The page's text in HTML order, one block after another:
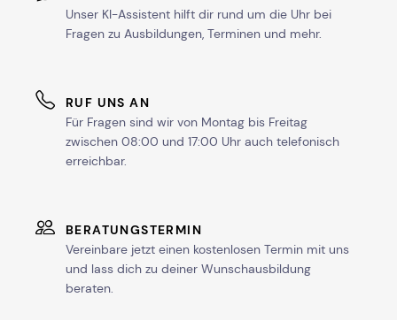
Unser KI-Assistent hilft dir rund um die Uhr bei
Fragen zu Ausbildungen, Terminen und mehr.
RUF UNS AN
Für Fragen sind wir von Montag bis Freitag
zwischen 08:00 und 17:00 Uhr auch telefonisch
erreichbar.
BERATUNGSTERMIN
Vereinbare jetzt einen kostenlosen Termin mit uns
und lass dich zu deiner Wunschausbildung
beraten.